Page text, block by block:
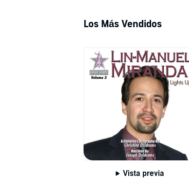
Los Más Vendidos
Vista previa